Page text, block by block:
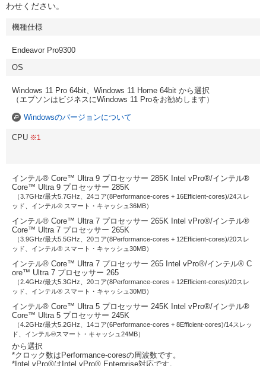
わせください。
機種仕様
Endeavor Pro9300
OS
Windows 11 Pro 64bit、Windows 11 Home 64bit から選択
（エプソンはビジネスにWindows 11 Proをお勧めします）
Windowsのバージョンについて
CPU ※1
インテル® Core™ Ultra 9 プロセッサー 285K Intel vPro®/インテル®
Core™ Ultra 9 プロセッサー 285K
（3.7GHz/最大5.7GHz、24コア(8Performance-cores + 16Efficient-cores)/24スレ
ッド、インテル® スマート・キャッシュ36MB）
インテル® Core™ Ultra 7 プロセッサー 265K Intel vPro®/インテル®
Core™ Ultra 7 プロセッサー 265K
（3.9GHz/最大5.5GHz、20コア(8Performance-cores + 12Efficient-cores)/20スレ
ッド、インテル® スマート・キャッシュ30MB）
インテル® Core™ Ultra 7 プロセッサー 265 Intel vPro®/インテル® C
ore™ Ultra 7 プロセッサー 265
（2.4GHz/最大5.3GHz、20コア(8Performance-cores + 12Efficient-cores)/20スレ
ッド、インテル® スマート・キャッシュ30MB）
インテル® Core™ Ultra 5 プロセッサー 245K Intel vPro®/インテル®
Core™ Ultra 5 プロセッサー 245K
（4.2GHz/最大5.2GHz、14コア(6Performance-cores + 8Efficient-cores)/14スレッ
ド、インテル®スマート・キャッシュ24MB）
から選択
*クロック数はPerformance-coresの周波数です。
*Intel vPro®はIntel vPro® Enterprise対応です。